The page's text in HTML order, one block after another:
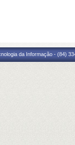
da Informação - (84)